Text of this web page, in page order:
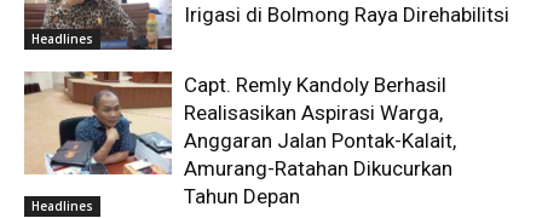
Headlines
Irigasi di Bolmong Raya Direhabilitsi
Headlines
Capt. Remly Kandoly Berhasil
Realisasikan Aspirasi Warga,
Anggaran Jalan Pontak-Kalait,
Amurang-Ratahan Dikucurkan
Tahun Depan